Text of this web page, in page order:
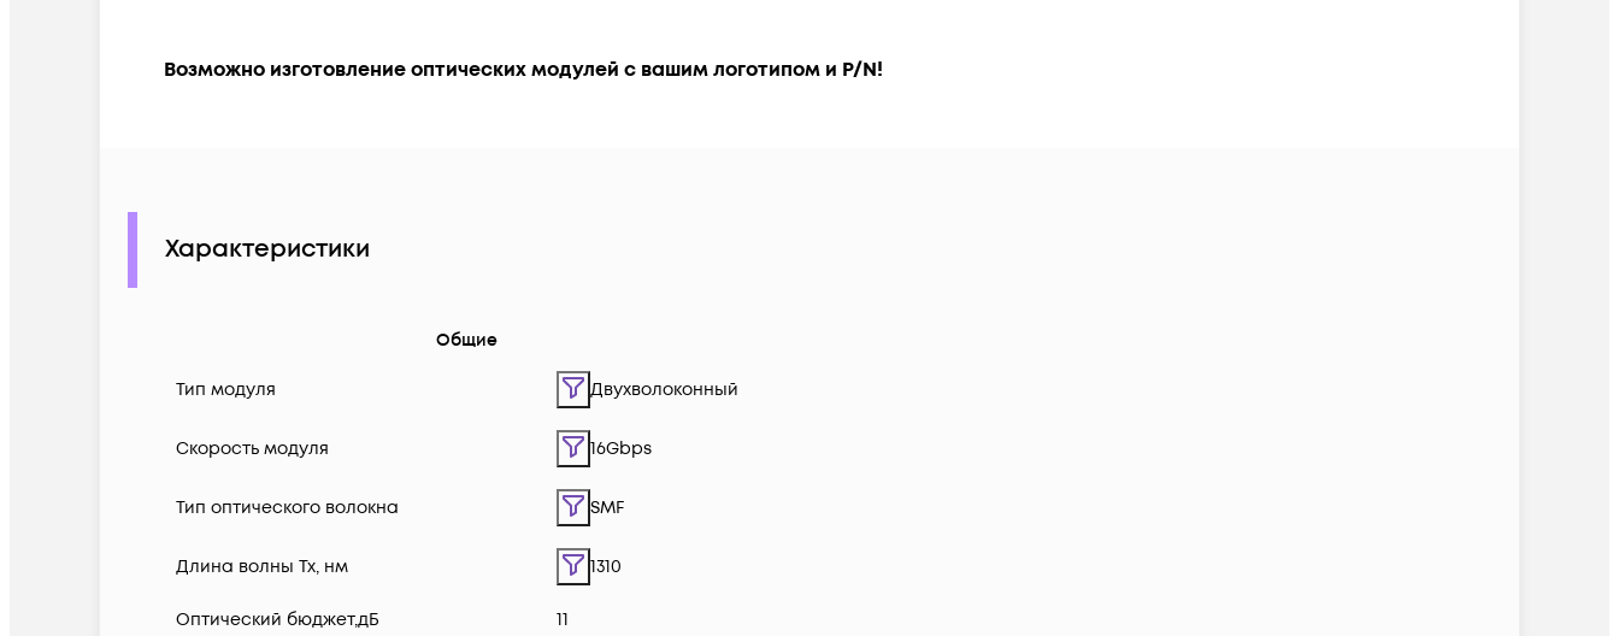
Возможно изготовление оптических модулей с вашим логотипом и P/N!
Характеристики
Общие
Тип модуля Двухволоконный
Скорость модуля 16Gbps
Тип оптического волокна SMF
Длина волны Tx, нм 1310
Оптический бюджет,дБ 11